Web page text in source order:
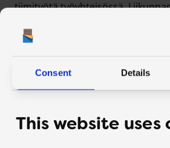
Consent Details
This website uses
tiimityötä työyhteisössä.
ansaitaan Ernest Shackletonin